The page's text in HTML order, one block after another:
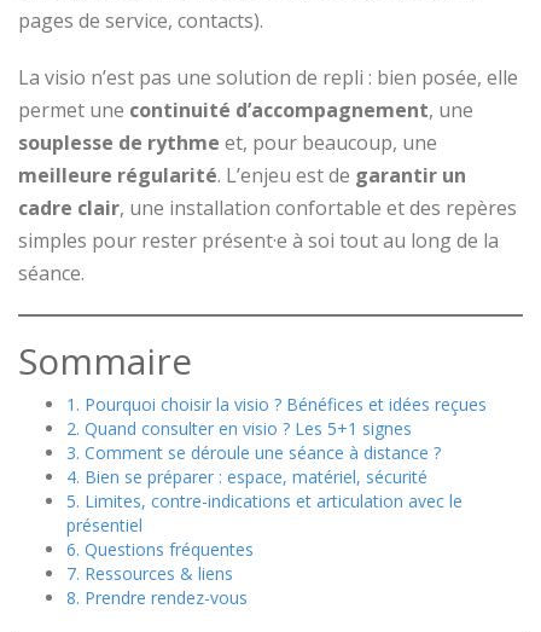
pages de service, contacts).
La visio n’est pas une solution de repli : bien posée, elle
permet une continuité d’accompagnement, une
souplesse de rythme et, pour beaucoup, une
meilleure régularité. L’enjeu est de garantir un
cadre clair, une installation confortable et des repères
simples pour rester présent·e à soi tout au long de la
séance.
Sommaire
1. Pourquoi choisir la visio ? Bénéfices et idées reçues
2. Quand consulter en visio ? Les 5+1 signes
3. Comment se déroule une séance à distance ?
4. Bien se préparer : espace, matériel, sécurité
5. Limites, contre-indications et articulation avec le
présentiel
6. Questions fréquentes
7. Ressources & liens
8. Prendre rendez-vous